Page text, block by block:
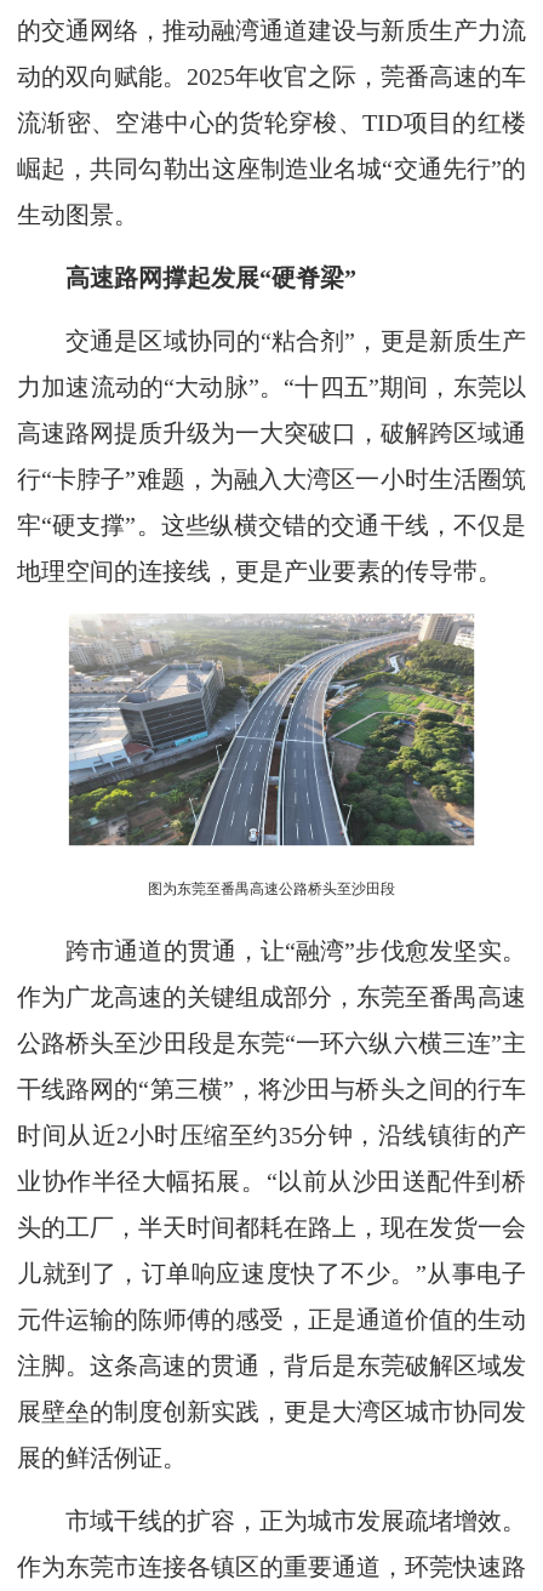
的交通网络，推动融湾通道建设与新质生产力流
动的双向赋能。2025年收官之际，莞番高速的车
流渐密、空港中心的货轮穿梭、TID项目的红楼
崛起，共同勾勒出这座制造业名城“交通先行”的
生动图景。
高速路网撑起发展“硬脊梁”
交通是区域协同的“粘合剂”，更是新质生产
力加速流动的“大动脉”。“十四五”期间，东莞以
高速路网提质升级为一大突破口，破解跨区域通
行“卡脖子”难题，为融入大湾区一小时生活圈筑
牢“硬支撑”。这些纵横交错的交通干线，不仅是
地理空间的连接线，更是产业要素的传导带。
图为东莞至番禺高速公路桥头至沙田段
跨市通道的贯通，让“融湾”步伐愈发坚实。
作为广龙高速的关键组成部分，东莞至番禺高速
公路桥头至沙田段是东莞“一环六纵六横三连”主
干线路网的“第三横”，将沙田与桥头之间的行车
时间从近2小时压缩至约35分钟，沿线镇街的产
业协作半径大幅拓展。“以前从沙田送配件到桥
头的工厂，半天时间都耗在路上，现在发货一会
儿就到了，订单响应速度快了不少。”从事电子
元件运输的陈师傅的感受，正是通道价值的生动
注脚。这条高速的贯通，背后是东莞破解区域发
展壁垒的制度创新实践，更是大湾区城市协同发
展的鲜活例证。
市域干线的扩容，正为城市发展疏堵增效。
作为东莞市连接各镇区的重要通道，环莞快速路